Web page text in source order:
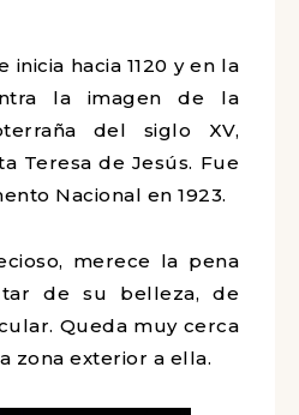
inicia hacia 1120 y en la
la imagen de la
del siglo XV,
Teresa de Jesús. Fue
Nacional en 1923.
merece la pena
de su belleza, de
Queda muy cerca
zona exterior a ella.